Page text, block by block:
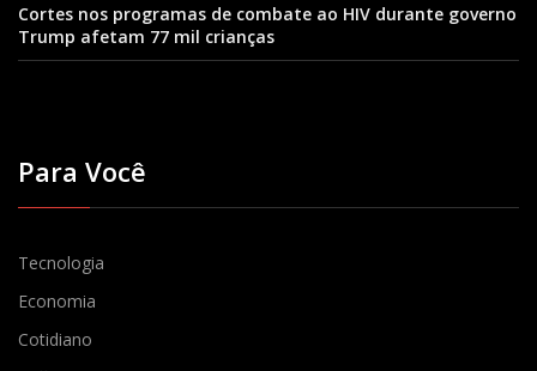
Cortes nos programas de combate ao HIV durante governo
Trump afetam 77 mil crianças
Para Você
Tecnologia
Economia
Cotidiano